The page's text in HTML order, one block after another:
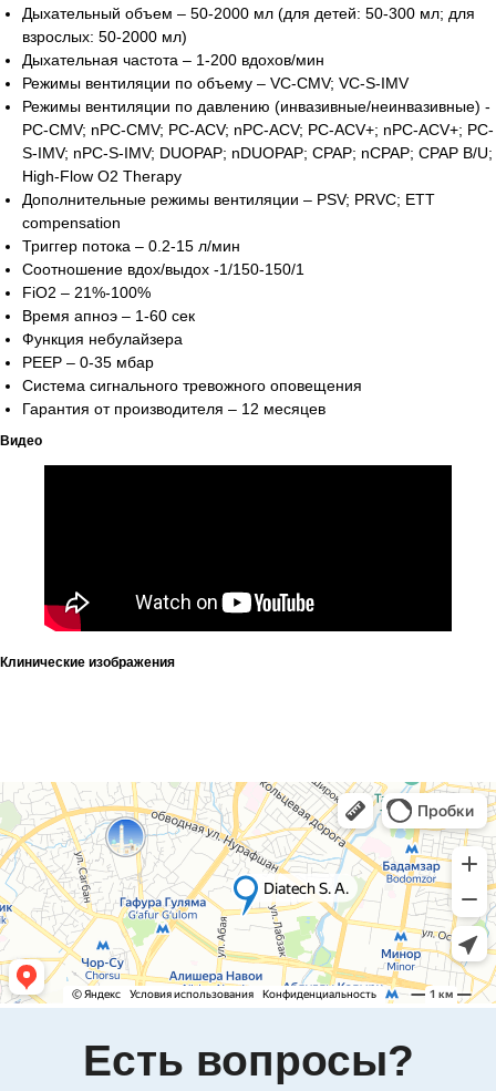
Дыхательный объем – 50-2000 мл (для детей: 50-300 мл; для
взрослых: 50-2000 мл)
Дыхательная частота – 1-200 вдохов/мин
Режимы вентиляции по объему – VC-CMV; VC-S-IMV
Режимы вентиляции по давлению (инвазивные/неинвазивные) -
PC-CMV; nPC-CMV; PC-ACV; nPC-ACV; PC-ACV+; nPC-ACV+; PC-
S-IMV; nPC-S-IMV; DUOPAP; nDUOPAP; CPAP; nCPAP; CPAP B/U;
High-Flow O2 Therapy
Дополнительные режимы вентиляции – PSV; PRVC; ETT
compensation
Триггер потока – 0.2-15 л/мин
Соотношение вдох/выдох -1/150-150/1
FiO2 – 21%-100%
Время апноэ – 1-60 сек
Функция небулайзера
PEEP – 0-35 мбар
Система сигнального тревожного оповещения
Гарантия от производителя – 12 месяцев
Видео
Клинические изображения
Есть вопросы?
Оставьте номер и мы перезвоним!
+998
Позвоните мне
Официальный
дистрибьютор медицинского
оборудования
Основное
О нас
Cтатьи
Информация
Партнеры
Команда
Бренды
Адрес
Узбекистан, Ташкент, Шайхантахурский
район, Лабзак (Ц-13) ж/м, ул.
Зульфияхоним, 18, 100128
Почта
Контакты
Карьера